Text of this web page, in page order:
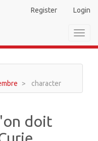
Register Login
character
doit